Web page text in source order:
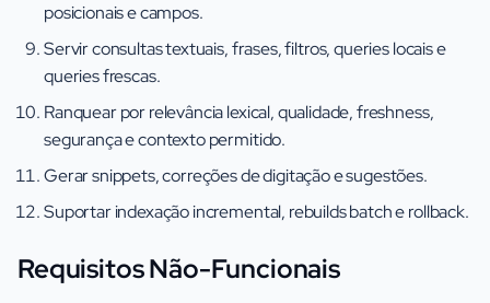
posicionais e campos.
Servir consultas textuais, frases, filtros, queries locais e
queries frescas.
Ranquear por relevância lexical, qualidade, freshness,
segurança e contexto permitido.
Gerar snippets, correções de digitação e sugestões.
Suportar indexação incremental, rebuilds batch e rollback.
Requisitos Não-Funcionais